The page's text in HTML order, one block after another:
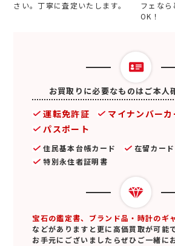
さい。丁寧に査定いたします。
フェな
OK！
お買取りに必要なものはご本人
運転免許証
マイナンバーカ
パスポート
住民基本台帳カード
在留カード
特別永住者証明書
宝石の鑑定書、ブランド品・時計のギ
などがありますと更に高価買取が可能で
お手元にございましたらぜひご一緒に